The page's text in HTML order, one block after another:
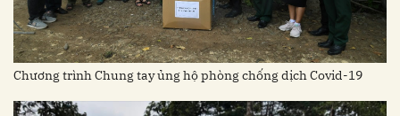
Chương trình Chung tay ủng hộ phòng chống dịch Covid-19